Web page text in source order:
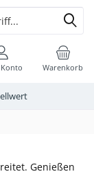
Warenkorb
Genießen